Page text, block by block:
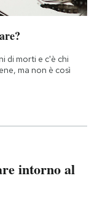
di morti e c'è chi
ma non è così
intorno al